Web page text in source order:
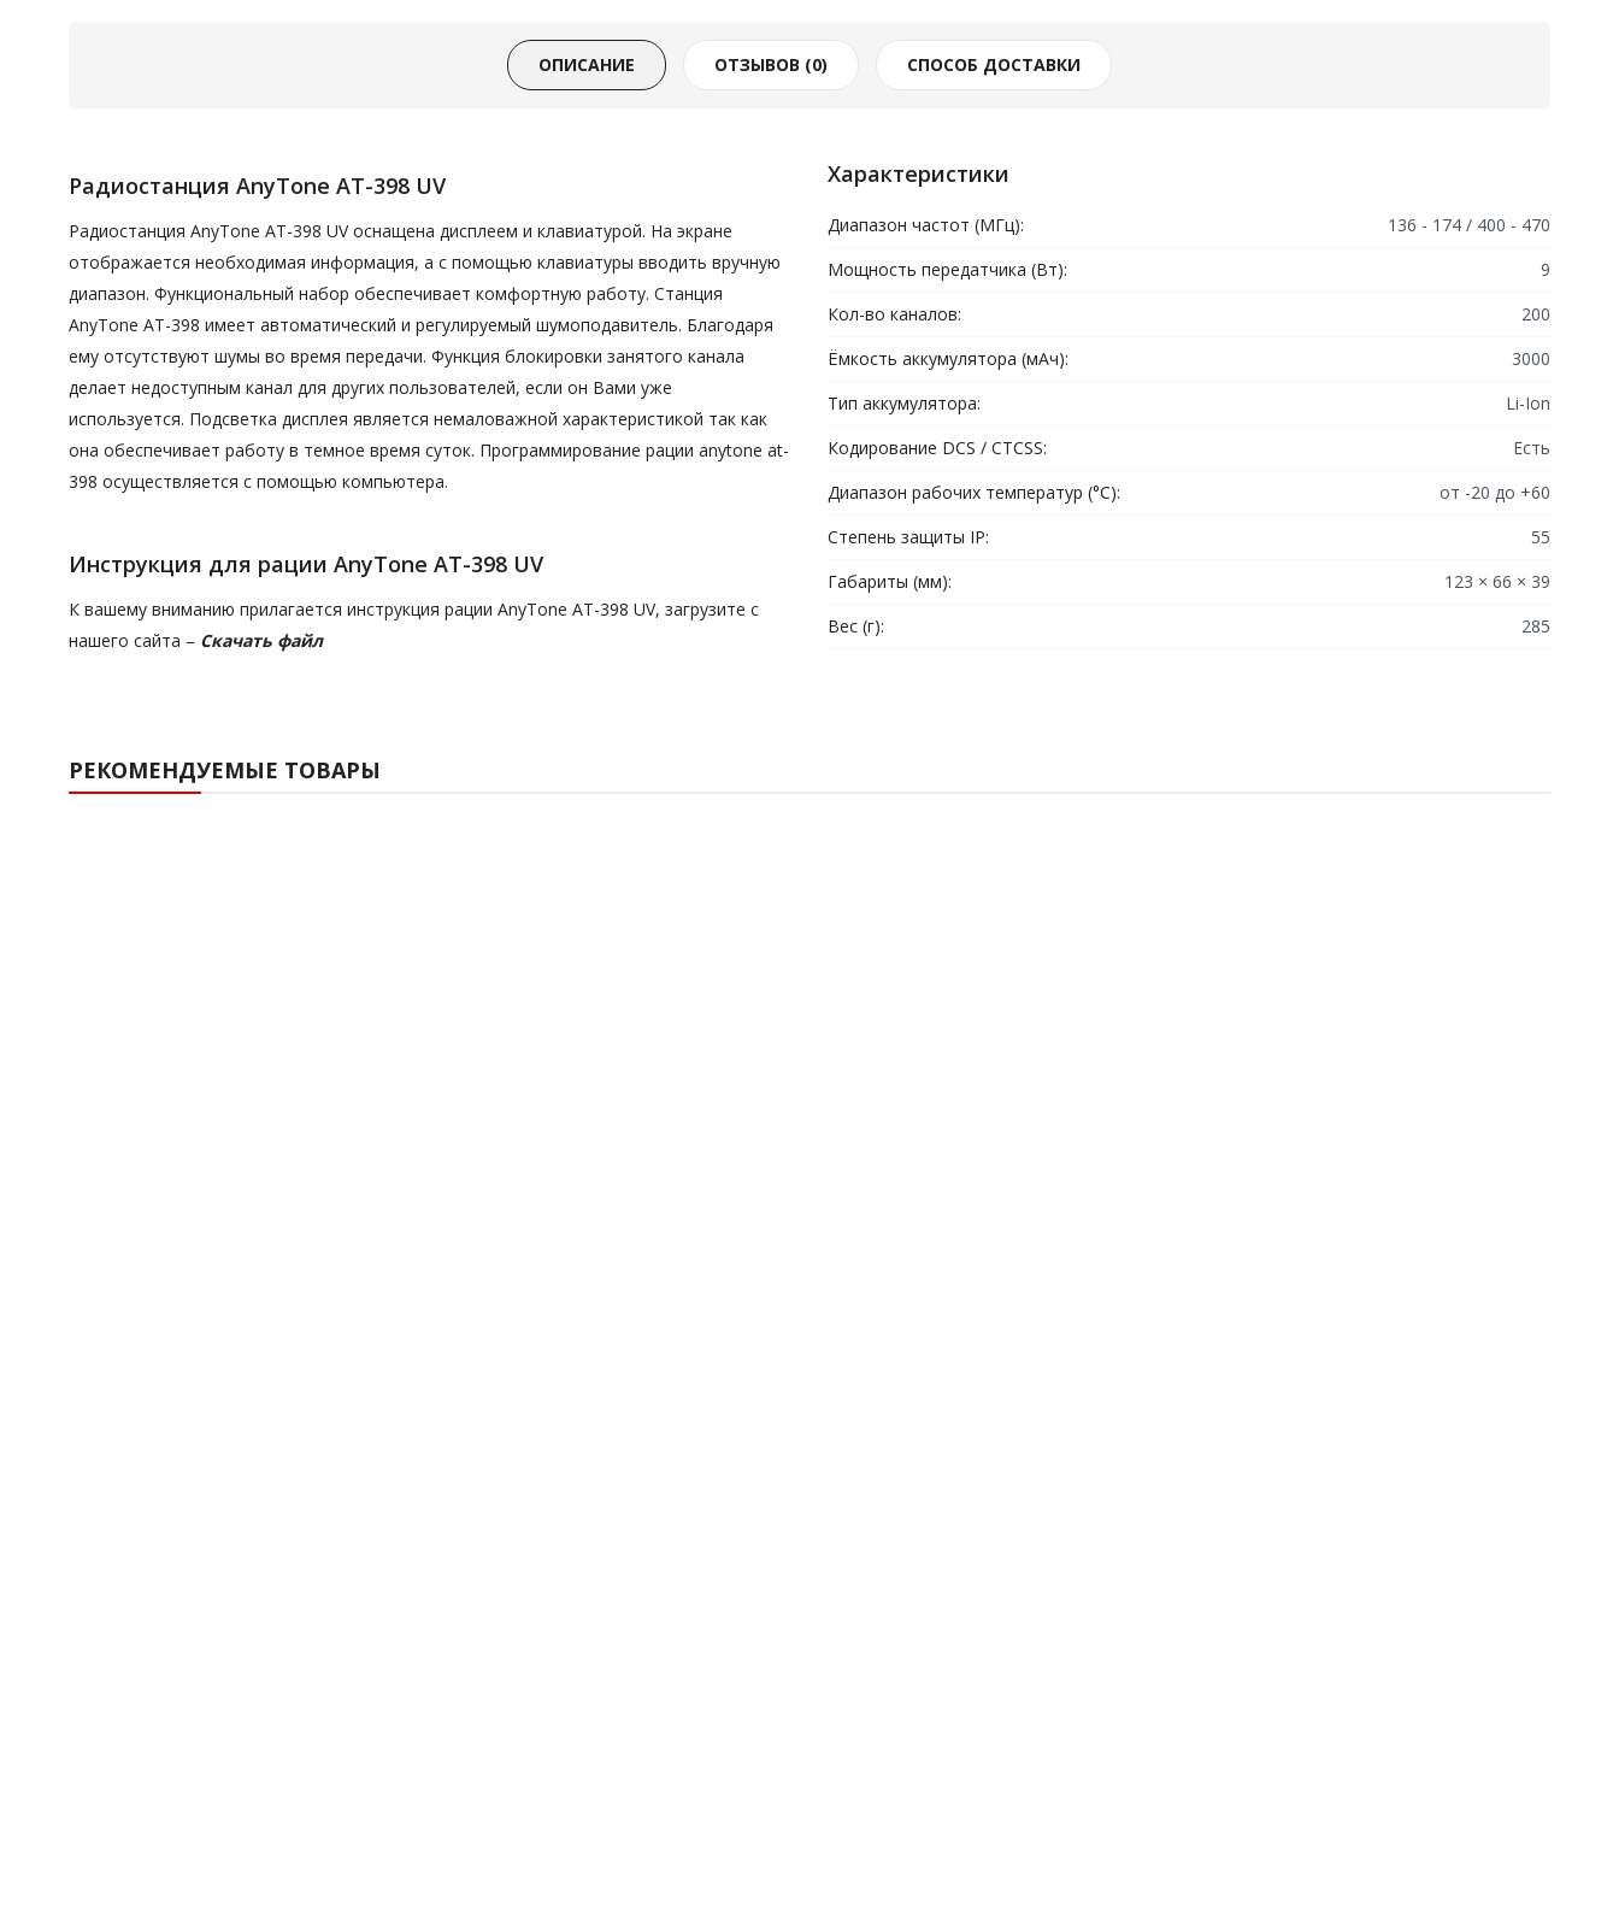
ОПИСАНИЕ ОТЗЫВОВ (0) СПОСОБ ДОСТАВКИ
Радиостанция AnyTone AT-398 UV
Радиостанция AnyTone AT-398 UV оснащена дисплеем и клавиатурой. На экране
отображается необходимая информация, а с помощью клавиатуры вводить вручную
диапазон. Функциональный набор обеспечивает комфортную работу. Станция
AnyTone AT-398 имеет автоматический и регулируемый шумоподавитель. Благодаря
ему отсутствуют шумы во время передачи. Функция блокировки занятого канала
делает недоступным канал для других пользователей, если он Вами уже
используется. Подсветка дисплея является немаловажной характеристикой так как
она обеспечивает работу в темное время суток. Программирование рации anytone at-
398 осуществляется с помощью компьютера.
Инструкция для рации AnyTone AT-398 UV
К вашему вниманию прилагается инструкция рации AnyTone AT-398 UV, загрузите с
нашего сайта – Скачать файл
Характеристики
Диапазон частот (МГц):
136 - 174 / 400 - 470
Мощность передатчика (Вт):
9
Кол-во каналов:
200
Ёмкость аккумулятора (мАч):
3000
Тип аккумулятора:
Li-Ion
Кодирование DCS / CTCSS:
Есть
Диапазон рабочих температур (°C):
от -20 до +60
Степень защиты IP:
55
Габариты (мм):
123 × 66 × 39
Вес (г):
285
РЕКОМЕНДУЕМЫЕ ТОВАРЫ